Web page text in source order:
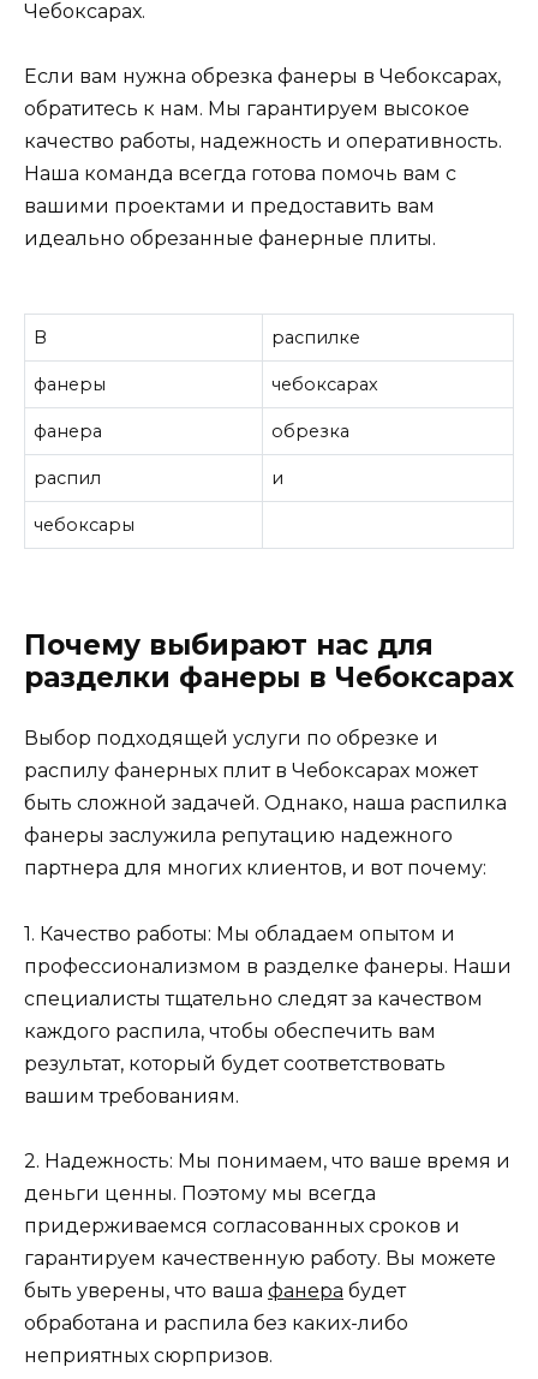
Чебоксарах.
Если вам нужна обрезка фанеры в Чебоксарах,
обратитесь к нам. Мы гарантируем высокое
качество работы, надежность и оперативность.
Наша команда всегда готова помочь вам с
вашими проектами и предоставить вам
идеально обрезанные фанерные плиты.
В распилке
фанеры чебоксарах
фанера обрезка
распил и
чебоксары
Почему выбирают нас для
разделки фанеры в Чебоксарах
Выбор подходящей услуги по обрезке и
распилу фанерных плит в Чебоксарах может
быть сложной задачей. Однако, наша распилка
фанеры заслужила репутацию надежного
партнера для многих клиентов, и вот почему:
1. Качество работы: Мы обладаем опытом и
профессионализмом в разделке фанеры. Наши
специалисты тщательно следят за качеством
каждого распила, чтобы обеспечить вам
результат, который будет соответствовать
вашим требованиям.
2. Надежность: Мы понимаем, что ваше время и
деньги ценны. Поэтому мы всегда
придерживаемся согласованных сроков и
гарантируем качественную работу. Вы можете
быть уверены, что ваша фанера будет
обработана и распила без каких-либо
неприятных сюрпризов.